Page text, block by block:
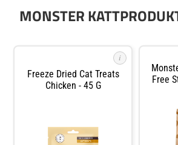
MONSTER
i
Freeze Dried Cat Treats
Chicken - 45 G
Free